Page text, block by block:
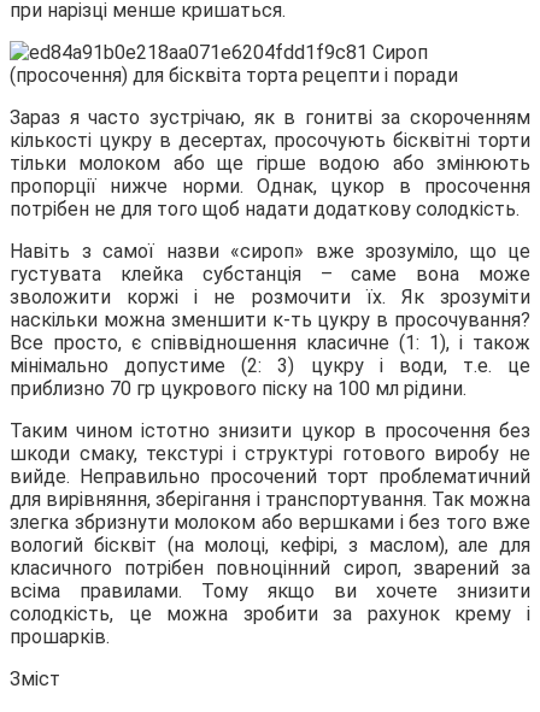
при нарізці менше кришаться.
Зараз я часто зустрічаю, як в гонитві за скороченням
кількості цукру в десертах, просочують бісквітні торти
тільки молоком або ще гірше водою або змінюють
пропорції нижче норми. Однак, цукор в просочення
потрібен не для того щоб надати додаткову солодкість.
Навіть з самої назви «сироп» вже зрозуміло, що це
густувата клейка субстанція – саме вона може
зволожити коржі і не розмочити їх. Як зрозуміти
наскільки можна зменшити к-ть цукру в просочування?
Все просто, є співвідношення класичне (1: 1), і також
мінімально допустиме (2: 3) цукру і води, т.е. це
приблизно 70 гр цукрового піску на 100 мл рідини.
Таким чином істотно знизити цукор в просочення без
шкоди смаку, текстурі і структурі готового виробу не
вийде. Неправильно просочений торт проблематичний
для вирівняння, зберігання і транспортування. Так можна
злегка збризнути молоком або вершками і без того вже
вологий бісквіт (на молоці, кефірі, з маслом), але для
класичного потрібен повноцінний сироп, зварений за
всіма правилами. Тому якщо ви хочете знизити
солодкість, це можна зробити за рахунок крему і
прошарків.
Зміст